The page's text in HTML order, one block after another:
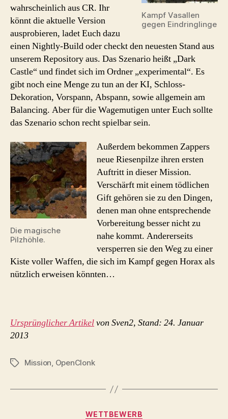
Kampf Vasallen
gegen Eindringlinge
wahrscheinlich aus CR. Ihr
könnt die aktuelle Version
ausprobieren, ladet Euch dazu
einen Nightly-Build oder checkt den neuesten Stand aus
unserem Repository aus. Das Szenario heißt „Dark
Castle“ und findet sich im Ordner „experimental“. Es
gibt noch eine Menge zu tun an der KI, Schloss-
Dekoration, Vorspann, Abspann, sowie allgemein am
Balancing. Aber für die Wagemutigen unter Euch sollte
das Szenario schon recht spielbar sein.
Die magische
Pilzhöhle.
Außerdem bekommen Zappers
neue Riesenpilze ihren ersten
Auftritt in dieser Mission.
Verschärft mit einem tödlichen
Gift gehören sie zu den Dingen,
denen man ohne entsprechende
Vorbereitung besser nicht zu
nahe kommt. Andererseits
versperren sie den Weg zu einer
Kiste voller Waffen, die sich im Kampf gegen Horax als
nützlich erweisen könnten…
Ursprünglicher Artikelvon Sven2, Stand: 24. Januar
2013
Schlagwörter
Mission, OpenClonk
Kategorien
WETTBEWERB